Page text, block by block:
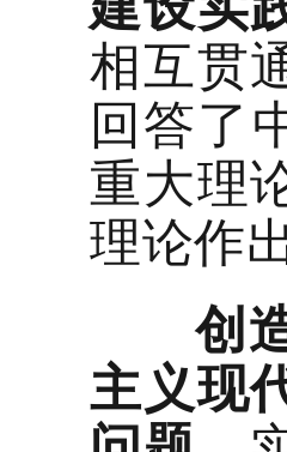
相互贯
回答了
重大理
理论作
创
主义现